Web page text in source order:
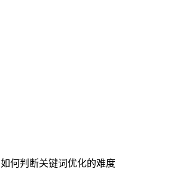
如何判断关键词优化的难度